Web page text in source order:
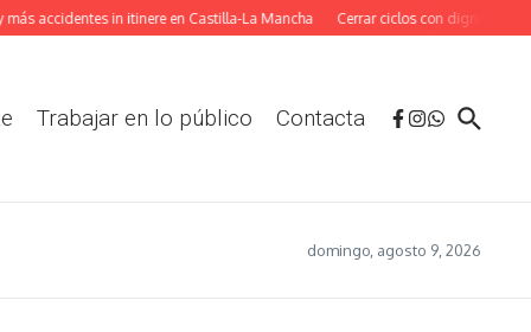
in itinere en Castilla-La Mancha Cerrar ciclos con dignidad: La
Trabajar en lo público Contacta
domingo, agosto 9, 2026